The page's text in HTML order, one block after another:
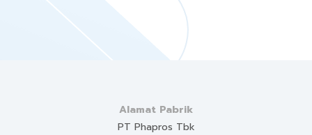
Alamat Pabrik
PT Phapros Tbk